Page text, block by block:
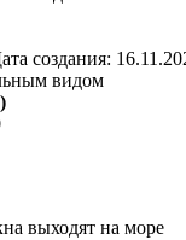
создания:
выходят на море